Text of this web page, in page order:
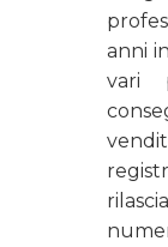
anni
vari